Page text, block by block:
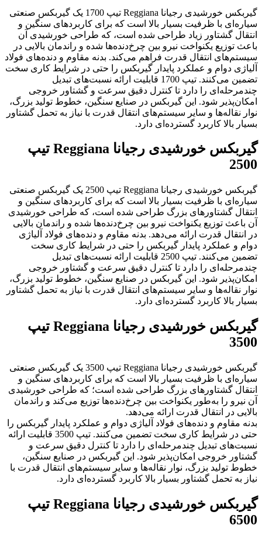
گیربکس خورشیدی رجیانا Reggiana تیپ 1700 یک گیربکس صنعتی
سیاره‌ای با ظرفیت بسیار بالا است که برای کاربردهای سنگین و
انتقال گشتاور زیاد طراحی شده است، که طراحی خورشیدی آن
باعث توزیع یکنواخت نیرو بین چرخ‌دنده‌ها شده و راندمان بالایی در
سیستم‌های انتقال قدرت فراهم می‌کند. بدنه مقاوم و دنده‌های فولاد
آلیاژی دوام و عملکرد پایدار گیربکس را حتی در شرایط کاری سخت
تضمین می‌کنند. تیپ 1700 قابلیت ارائه نسبت‌های تبدیل
چندمرحله‌ای را دارد تا کنترل دقیق سرعت و گشتاور خروجی
امکان‌پذیر شود. این گیربکس در صنایع سنگین، خطوط تولید بزرگ،
نوار نقاله‌ها و سایر سیستم‌های انتقال قدرت با نیاز به تحمل گشتاور
بسیار بالا کاربرد گسترده‌ای دارد.
گیربکس خورشیدی رجیانا Reggiana تیپ
2500
گیربکس خورشیدی رجیانا Reggiana تیپ 2500 یک گیربکس صنعتی
سیاره‌ای با ظرفیت بسیار بالا است که برای کاربردهای سنگین و
انتقال گشتاورهای بزرگ طراحی شده است، که طراحی خورشیدی
آن باعث توزیع یکنواخت نیرو بین چرخ‌دنده‌ها شده و راندمان بالایی
در انتقال قدرت ارائه می‌دهد. بدنه مقاوم و دنده‌های فولاد آلیاژی
دوام و عملکرد پایدار گیربکس را حتی در شرایط کاری سخت
تضمین می‌کنند. تیپ 2500 قابلیت ارائه نسبت‌های تبدیل
چندمرحله‌ای را دارد تا کنترل دقیق سرعت و گشتاور خروجی
امکان‌پذیر شود. این گیربکس در صنایع سنگین، خطوط تولید بزرگ،
نوار نقاله‌ها و سایر سیستم‌های انتقال قدرت با نیاز به تحمل گشتاور
بسیار بالا کاربرد گسترده‌ای دارد.
گیربکس خورشیدی رجیانا Reggiana تیپ
3500
گیربکس خورشیدی رجیانا Reggiana تیپ 3500 یک گیربکس صنعتی
سیاره‌ای با ظرفیت بسیار بالا است که برای کاربردهای سنگین و
انتقال گشتاورهای بزرگ طراحی شده است؛ که طراحی خورشیدی
آن نیرو را به‌طور یکنواخت بین چرخ‌دنده‌ها توزیع می‌کند و راندمان
بالایی در انتقال قدرت ارائه می‌دهد.
بدنه مقاوم و دنده‌های فولاد آلیاژی دوام و عملکرد پایدار گیربکس را
حتی در شرایط کاری سخت تضمین می‌کنند. تیپ 3500 قابلیت ارائه
نسبت‌های تبدیل چندمرحله‌ای را دارد تا کنترل دقیق سرعت و
گشتاور خروجی امکان‌پذیر شود. این گیربکس در صنایع سنگین،
خطوط تولید بزرگ، نوار نقاله‌ها و سایر سیستم‌های انتقال قدرت با
نیاز به تحمل گشتاور بسیار بالا کاربرد گسترده‌ای دارد.
گیربکس خورشیدی رجیانا Reggiana تیپ
6500